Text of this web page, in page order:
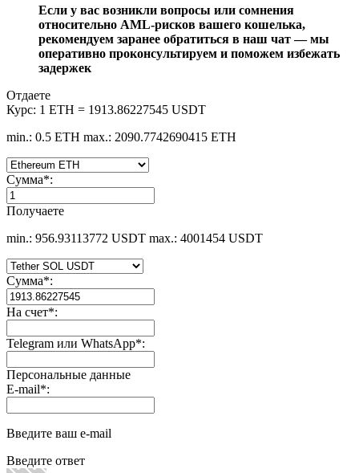
Если у вас возникли вопросы или сомнения
относительно AML-рисков вашего кошелька,
рекомендуем заранее обратиться в наш чат — мы
оперативно проконсультируем и поможем избежать
задержек
Отдаете
Курс: 1 ETH = 1913.86227545 USDT
min.: 0.5 ETH max.: 2090.7742690415 ETH
Сумма*:
Получаете
min.: 956.93113772 USDT max.: 4001454 USDT
Сумма*:
На счет*:
Telegram или WhatsApp*:
Персональные данные
E-mail*:
Введите ваш e-mail
Введите ответ